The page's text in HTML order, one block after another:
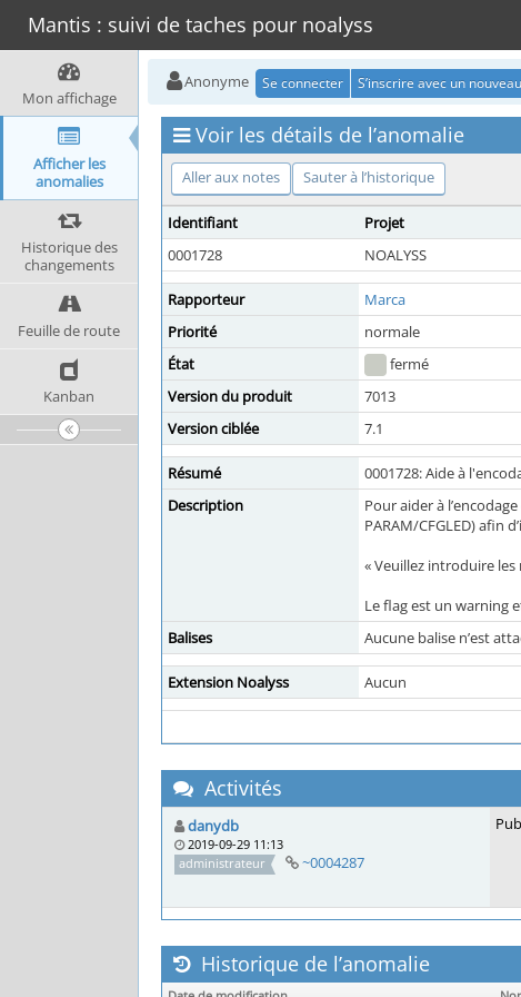
Mantis : suivi de taches pour noalyss
Mon affichage
Afficher les
anomalies
Historique des
changements
Feuille de route
Kanban
Anonyme Se connecter S’inscrire avec un
Voir les détails de l’anomalie
Aller aux notes Sauter à l’historique
Identifiant Projet
0001728
NOALYSS
Rapporteur Marca
Priorité
normale
État
fermé
Version du produit
7013
Version ciblée
7.1
Résumé
0001728: Aide à
Description
Pour aider à
PARAM/CFGLED) afin
« Veuillez introduire
Le flag est un warning
Balises
Aucune balise n’est
Extension Noalyss Aucun
Activités
danydb
2019-09-29 11:13
administrateur
~0004287
Historique de l’anomalie